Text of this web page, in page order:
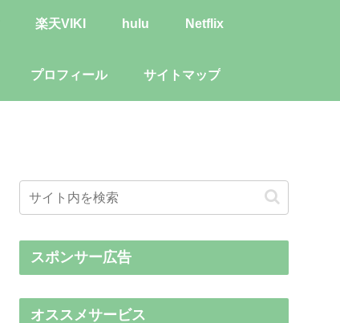
楽天VIKI hulu Netflix
プロフィール サイトマップ
スポンサー広告
オススメサービス